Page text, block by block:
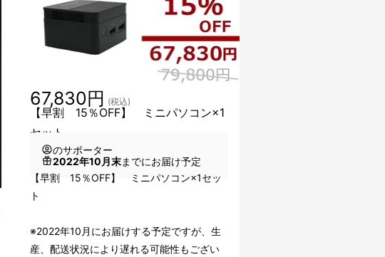
【早割 15％OFF】 ミニパソコン×1
セット
67,830円 (税込)
のサポーター
2022年10月末までにお届け予定
【早割 15％OFF】 ミニパソコン×1セッ
ト
※2022年10月にお届けする予定ですが、生
産、配送状況により遅れる可能性もござい